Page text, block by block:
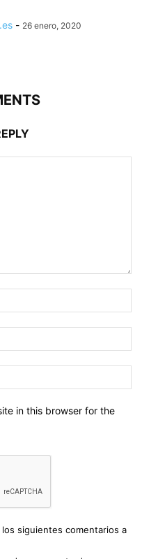
- 26 enero, 2020
in this browser for the
siguientes comentarios a